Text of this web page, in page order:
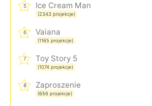
5 Ice Cream Man
(2343 projekcje)
6 Vaiana
(1165 projekcje)
7 Toy Story 5
(1074 projekcje)
8 Zaproszenie
(656 projekcje)